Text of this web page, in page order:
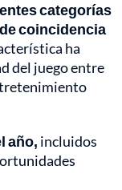
categorías
coincidencia
ha
del juego entre
año, incluidos